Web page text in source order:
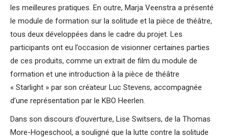
les meilleures pratiques. En outre, Marja Veenstra a présenté
le module de formation sur la solitude et la pièce de théâtre,
tous deux développées dans le cadre du projet. Les
participants ont eu l’occasion de visionner certaines parties
de ces produits, comme un extrait de film du module de
formation et une introduction à la pièce de théâtre
« Starlight » par son créateur Luc Stevens, accompagnée
d’une représentation par le KBO Heerlen.
Dans son discours d’ouverture, Lise Switsers, de la Thomas
More-Hogeschool, a souligné que la lutte contre la solitude